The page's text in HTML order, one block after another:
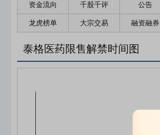
资金流向 千股千评 公告
龙虎榜单 大宗交易 融资融券
泰格医药限售解禁时间图